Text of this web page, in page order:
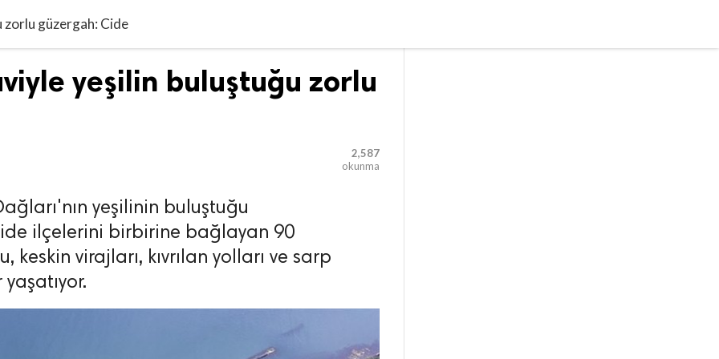
güzergah: Cide
yeşilin buluştuğu zorlu
2,587
okunma
yeşilinin buluştuğu
ilçelerini birbirine bağlayan 90
virajları, kıvrılan yolları ve sarp